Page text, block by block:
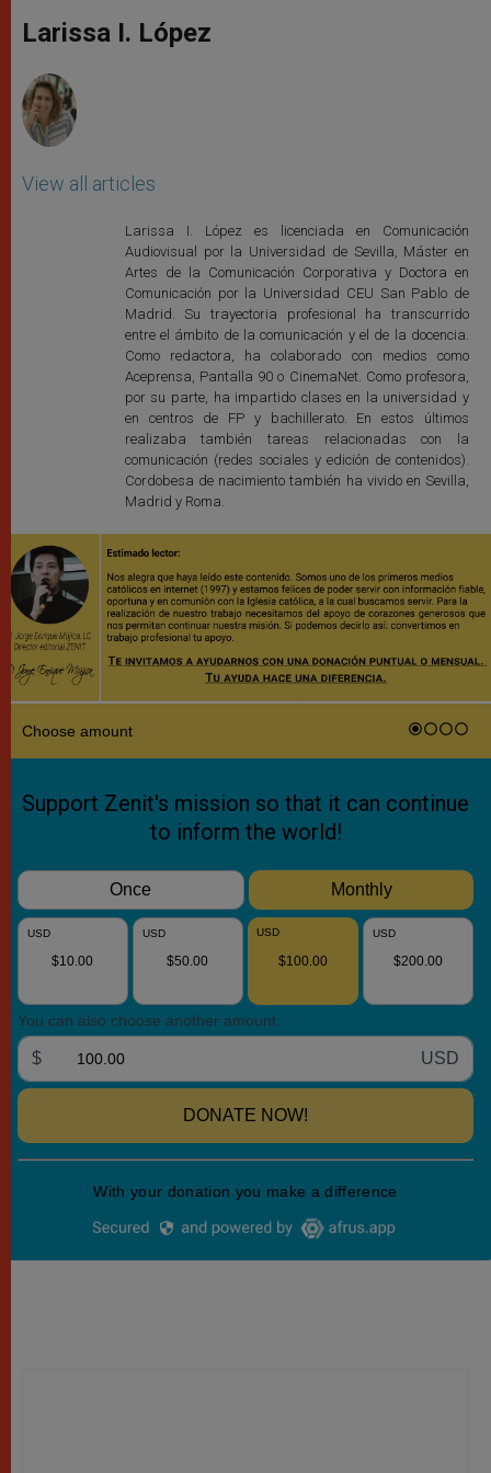
p
p
g
e
o
k
r
Larissa I. López
View all articles
Larissa I. López es licenciada en Comunicación
Audiovisual por la Universidad de Sevilla, Máster en
Artes de la Comunicación Corporativa y Doctora en
Comunicación por la Universidad CEU San Pablo de
Madrid. Su trayectoria profesional ha transcurrido
entre el ámbito de la comunicación y el de la docencia.
Como redactora, ha colaborado con medios como
Aceprensa, Pantalla 90 o CinemaNet. Como profesora,
por su parte, ha impartido clases en la universidad y
en centros de FP y bachillerato. En estos últimos
realizaba también tareas relacionadas con la
comunicación (redes sociales y edición de contenidos).
Cordobesa de nacimiento también ha vivido en Sevilla,
Madrid y Roma.